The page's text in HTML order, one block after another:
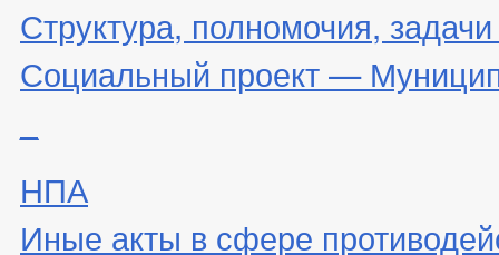
Структура, полномочия,
Социальный проект —
НПА
Иные акты в сфере